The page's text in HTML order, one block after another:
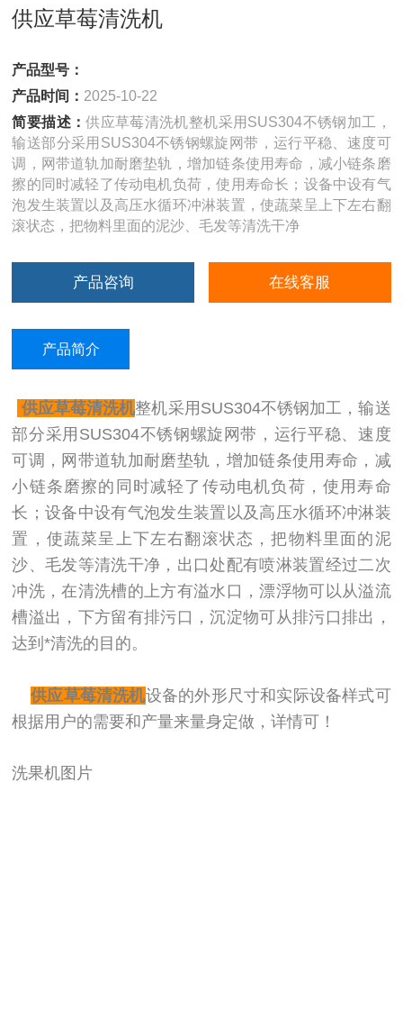
供应草莓清洗机
产品型号：
产品时间： 2025-10-22
简要描述：供应草莓清洗机整机采用SUS304不锈钢加工，
输送部分采用SUS304不锈钢螺旋网带，运行平稳、速度可
调，网带道轨加耐磨垫轨，增加链条使用寿命，减小链条磨
擦的同时减轻了传动电机负荷，使用寿命长；设备中设有气
泡发生装置以及高压水循环冲淋装置，使蔬菜呈上下左右翻
滚状态，把物料里面的泥沙、毛发等清洗干净
产品咨询 在线客服
产品简介
供应草莓清洗机整机采用SUS304不锈钢加工，输送
部分采用SUS304不锈钢螺旋网带，运行平稳、速度
可调，网带道轨加耐磨垫轨，增加链条使用寿命，减
小链条磨擦的同时减轻了传动电机负荷，使用寿命
长；设备中设有气泡发生装置以及高压水循环冲淋装
置，使蔬菜呈上下左右翻滚状态，把物料里面的泥
沙、毛发等清洗干净，出口处配有喷淋装置经过二次
冲洗，在清洗槽的上方有溢水口，漂浮物可以从溢流
槽溢出，下方留有排污口，沉淀物可从排污口排出，
达到*清洗的目的。
供应草莓清洗机设备的外形尺寸和实际设备样式可
根据用户的需要和产量来量身定做，详情可！
洗果机图片